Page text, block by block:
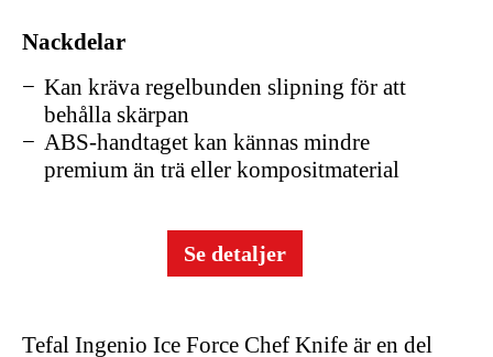
Tefal Ingenio Ice Force Chef Knife är en del
Nackdelar
Kan kräva regelbunden slipning för att
behålla skärpan
ABS-handtaget kan kännas mindre
premium än trä eller kompositmaterial
Se detaljer